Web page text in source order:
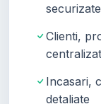
securizate
Clienti,
centralizat
Incasari,
detaliate